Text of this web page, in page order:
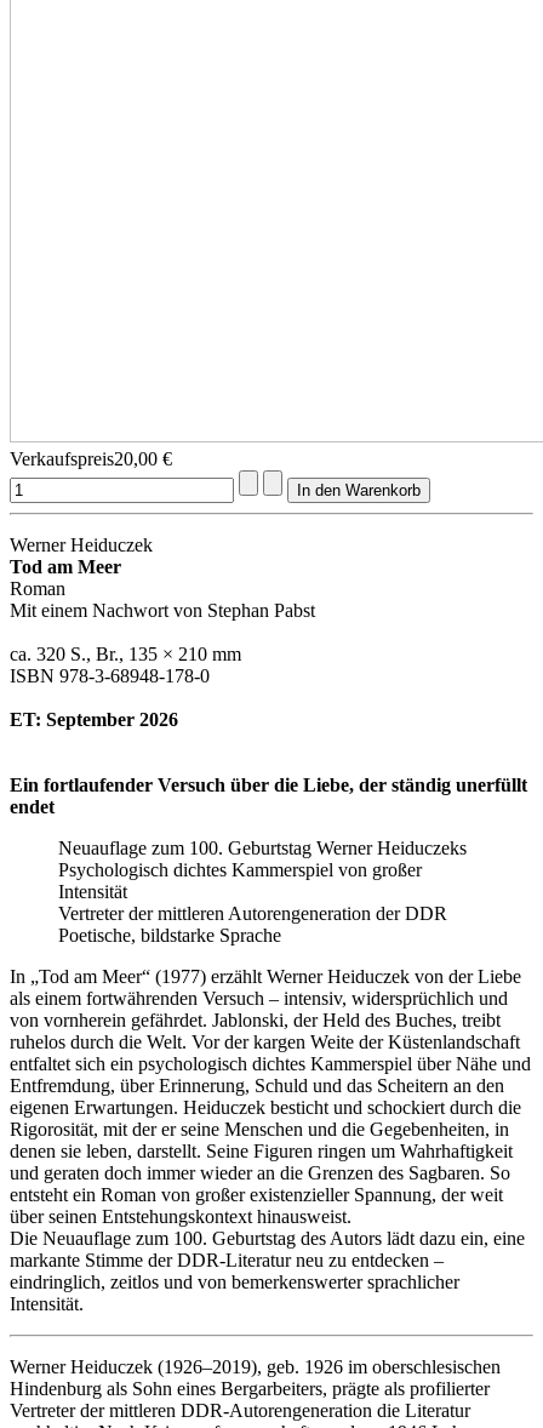
Verkaufspreis20,00 €
Werner Heiduczek
Tod am Meer
Roman
Mit einem Nachwort von Stephan Pabst
ca. 320 S., Br., 135 × 210 mm
ISBN 978-3-68948-178-0
ET: September 2026
Ein fortlaufender Versuch über die Liebe, der ständig unerfüllt
endet
Neuauflage zum 100. Geburtstag Werner Heiduczeks
Psychologisch dichtes Kammerspiel von großer
Intensität
Vertreter der mittleren Autorengeneration der DDR
Poetische, bildstarke Sprache
In „Tod am Meer“ (1977) erzählt Werner Heiduczek von der Liebe
als einem fortwährenden Versuch – intensiv, widersprüchlich und
von vornherein gefährdet. Jablonski, der Held des Buches, treibt
ruhelos durch die Welt. Vor der kargen Weite der Küstenlandschaft
entfaltet sich ein psychologisch dichtes Kammerspiel über Nähe und
Entfremdung, über Erinnerung, Schuld und das Scheitern an den
eigenen Erwartungen. Heiduczek besticht und schockiert durch die
Rigorosität, mit der er seine Menschen und die Gegebenheiten, in
denen sie leben, darstellt. Seine Figuren ringen um Wahrhaftigkeit
und geraten doch immer wieder an die Grenzen des Sagbaren. So
entsteht ein Roman von großer existenzieller Spannung, der weit
über seinen Entstehungskontext hinausweist.
Die Neuauflage zum 100. Geburtstag des Autors lädt dazu ein, eine
markante Stimme der DDR-Literatur neu zu ­entdecken –
eindringlich, zeitlos und von bemerkenswerter sprachlicher
Intensität.
Werner Heiduczek (1926–2019), geb. 1926 im oberschlesischen
Hindenburg als Sohn eines Bergarbeiters, prägte als profilierter
Vertreter der mittleren DDR-Autorengeneration die Literatur